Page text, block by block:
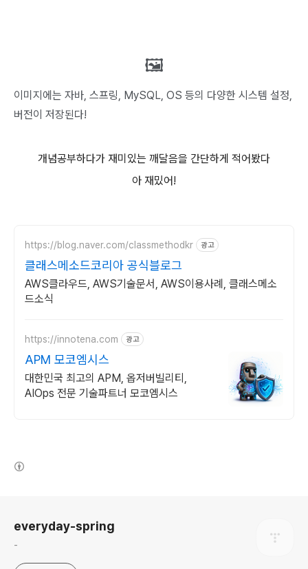
🖼️
이미지에는 자바, 스프링, MySQL, OS 등의 다양한 시스템 설정,
버전이 저장된다!
개념공부하다가 재미있는 깨달음을 간단하게 적어봤다
아 재밌어!
https://blog.naver.com/classmethodkr 광고
클래스메소드코리아 공식블로그
AWS클라우드, AWS기술문서, AWS이용사례, 클래스메소
드소식
https://innotena.com 광고
APM 모코엠시스
대한민국 최고의 APM, 옵저버빌리티,
AIOps 전문 기술파트너 모코엠시스
everyday-spring
-